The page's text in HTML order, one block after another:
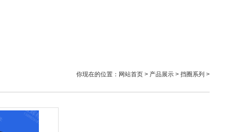
你现在的位置： 网站首页 > 产品展示 > 挡圈系列 >